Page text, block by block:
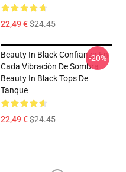
22,49 €$24.45
Beauty In Black Confianza En
Cada Vibración De Sombra
Beauty In Black Tops De
Tanque
22,49 €$24.45
-20%